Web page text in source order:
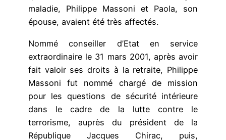
maladie, Philippe Massoni et Paola, son
épouse, avaient été très affectés.
Nommé conseiller d’Etat en service
extraordinaire le 31 mars 2001, après avoir
fait valoir ses droits à la retraite, Philippe
Massoni fut nommé chargé de mission
pour les questions de sécurité intérieure
dans le cadre de la lutte contre le
terrorisme, auprès du président de la
République Jacques Chirac, puis,